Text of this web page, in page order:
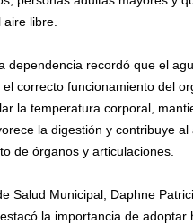
libre.
dependencia recordó que el
correcto funcionamiento del
la temperatura corporal,
la digestión y contribuye al
de órganos y articulaciones.
Salud Municipal, Daphne
la importancia de adoptar